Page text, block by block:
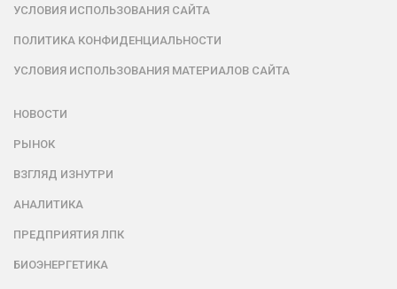
УСЛОВИЯ ИСПОЛЬЗОВАНИЯ САЙТА
ПОЛИТИКА КОНФИДЕНЦИАЛЬНОСТИ
УСЛОВИЯ ИСПОЛЬЗОВАНИЯ МАТЕРИАЛОВ САЙТА
НОВОСТИ
РЫНОК
ВЗГЛЯД ИЗНУТРИ
АНАЛИТИКА
ПРЕДПРИЯТИЯ ЛПК
БИОЭНЕРГЕТИКА